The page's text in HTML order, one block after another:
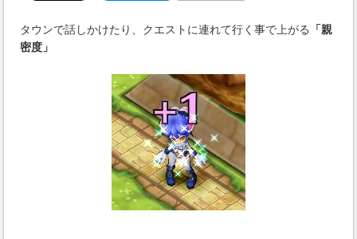
タウンで話しかけたり、クエストに連れて行く事で上がる
「親
密度」